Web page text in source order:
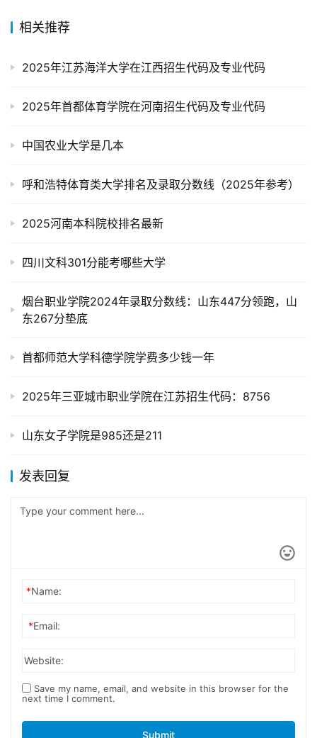
相关推荐
2025年江苏海洋大学在江西招生代码及专业代码
2025年首都体育学院在河南招生代码及专业代码
中国农业大学是几本
呼和浩特体育类大学排名及录取分数线（2025年参考）
2025河南本科院校排名最新
四川文科301分能考哪些大学
烟台职业学院2024年录取分数线：山东447分领跑，山
东267分垫底
首都师范大学科德学院学费多少钱一年
2025年三亚城市职业学院在江苏招生代码：8756
山东女子学院是985还是211
发表回复
*Name:
*Email:
Website:
Save my name, email, and website in this browser for the
next time I comment.
Submit